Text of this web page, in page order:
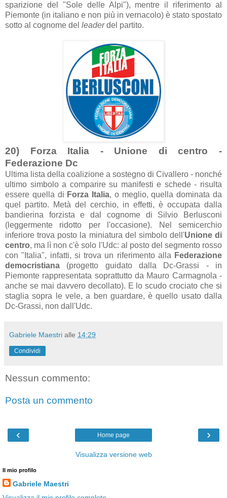
sparizione del "Sole delle Alpi"), mentre il riferimento al
Piemonte (in italiano e non più in vernacolo) è stato spostato
sotto al cognome del leaderdel partito.
20) Forza Italia - Unione di centro -
Federazione Dc
Ultima lista della coalizione a sostegno di Civallero - nonché
ultimo simbolo a comparire su manifesti e schede - risulta
essere quella di Forza Italia, o meglio, quella dominata da
quel partito. Metà del cerchio, in effetti, è occupata dalla
bandierina forzista e dal cognome di Silvio Berlusconi
(leggermente ridotto per l'occasione). Nel semicerchio
inferiore trova posto la miniatura del simbolo dell'Unione di
centro, ma lì non c'è solo l'Udc: al posto del segmento rosso
con "Italia", infatti, si trova un riferimento alla Federazione
democristiana (progetto guidato dalla Dc-Grassi - in
Piemonte rappresentata soprattutto da Mauro Carmagnola -
anche se mai davvero decollato). E lo scudo crociato che si
staglia sopra le vele, a ben guardare, è quello usato dalla
Dc-Grassi, non dall'Udc.
Gabriele Maestri alle 14:29
Condividi
Nessun commento:
Posta un commento
‹ ›
Home page
Visualizza versione web
Il mio profilo
Gabriele Maestri